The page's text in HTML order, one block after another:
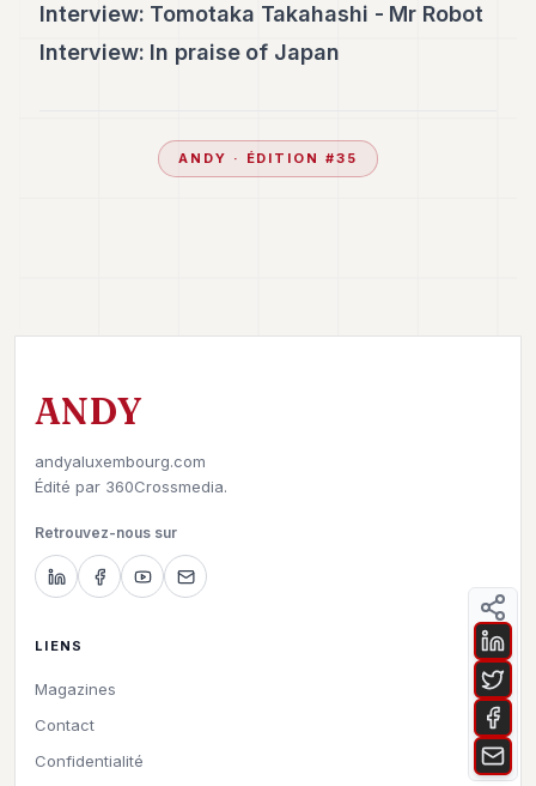
Interview: Tomotaka Takahashi - Mr Robot
Interview: In praise of Japan
ANDY · ÉDITION #35
ANDY
andyaluxembourg.com
Édité par 360Crossmedia.
Retrouvez-nous sur
LIENS
Magazines
Contact
Confidentialité